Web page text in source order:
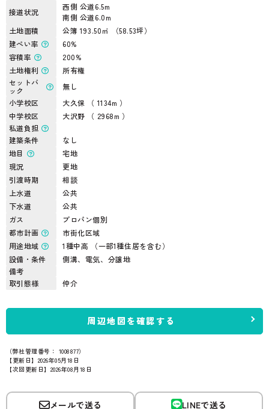
接道状況
西側 公道6.5m
南側 公道6.0m
土地面積
公簿 193.50㎡ （58.53坪）
建ぺい率
60%
容積率
200%
土地権利
所有権
セットバ
ック
無し
小学校区
大久保 （ 1134m ）
中学校区
大沢野 （ 2968m ）
私道負担
建築条件
なし
地目
宅地
現況
更地
引渡時期
相談
上水道
公共
下水道
公共
ガス
プロパン個別
都市計画
市街化区域
用途地域
1種中高 （一部1種住居を含む）
設備・条件
側溝、電気、分譲地
備考
取引態様
仲介
周辺地図を確認する
（弊社管理番号： 1008877）
【更新日】2026年05月18日
【次回更新日】2026年08月18日
メールで送る LINEで送る